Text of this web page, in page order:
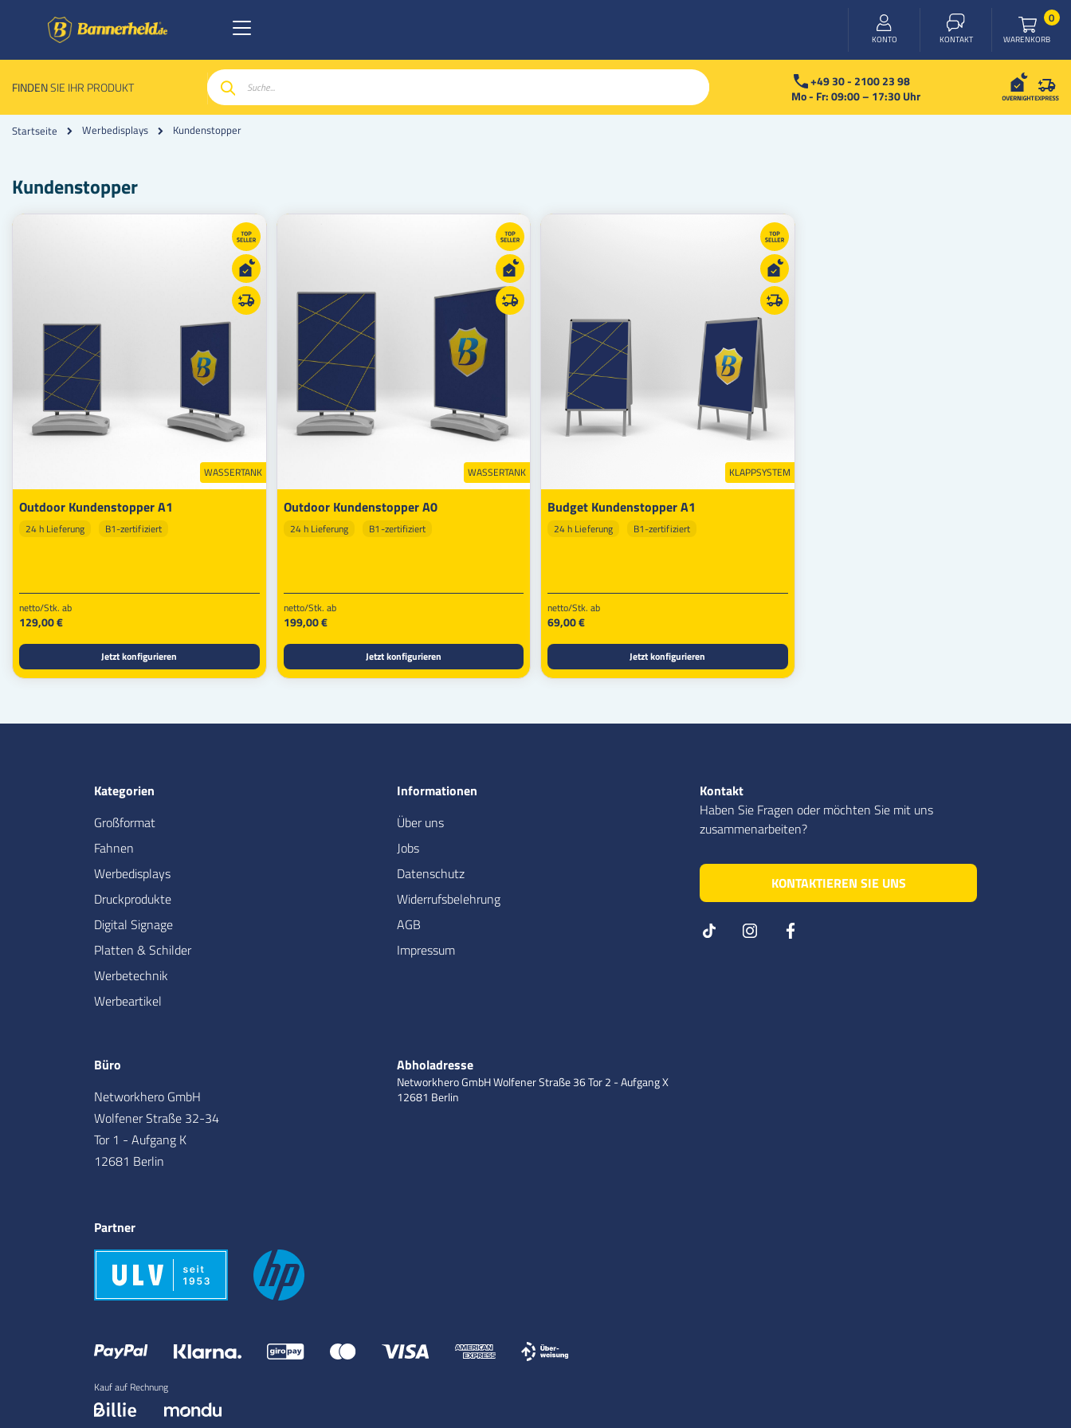
KONTO KONTAKT WARENKORB
0
FINDENSIE IHR PRODUKT
Suche
+49 30 - 2100 23 98
Mo - Fr: 09:00 – 17:30 Uhr
Startseite Werbedisplays Kundenstopper
Kundenstopper
WASSERTANK
Outdoor Kundenstopper A1
24 h Lieferung B1-zertifiziert
netto/Stk. ab
129,00 €
Jetzt konfigurieren
WASSERTANK
Outdoor Kundenstopper A0
24 h Lieferung B1-zertifiziert
netto/Stk. ab
199,00 €
Jetzt konfigurieren
KLAPPSYSTEM
Budget Kundenstopper A1
24 h Lieferung B1-zertifiziert
netto/Stk. ab
69,00 €
Jetzt konfigurieren
Kontakt
Haben Sie Fragen oder möchten Sie mit uns
zusammenarbeiten?
KONTAKTIEREN SIE UNS
Kategorien
Großformat
Fahnen
Werbedisplays
Druckprodukte
Digital Signage
Platten & Schilder
Werbetechnik
Werbeartikel
Informationen
Über uns
Jobs
Datenschutz
Widerrufsbelehrung
AGB
Impressum
Büro
Networkhero GmbH
Wolfener Straße 32-34
Tor 1 - Aufgang K
12681 Berlin
Abholadresse
Networkhero GmbHWolfener Straße 36Tor 2 - Aufgang X
12681 Berlin
Partner
Kauf auf Rechnung